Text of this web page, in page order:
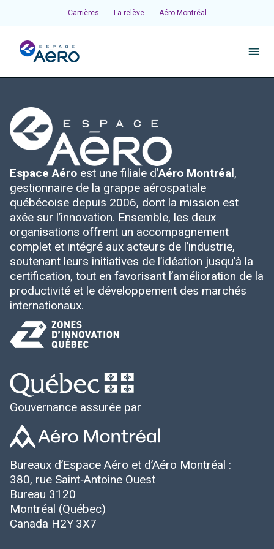
Carrières La relève Aéro Montréal
Pôles et chantiers
Initiatives
Écosystème
Publications et événements
Espace Aéro est une filiale d’Aéro Montréal,
gestionnaire de la grappe aérospatiale
québécoise depuis 2006, dont la mission est
axée sur l’innovation. Ensemble, les deux
organisations offrent un accompagnement
complet et intégré aux acteurs de l’industrie,
soutenant leurs initiatives de l’idéation jusqu’à la
certification, tout en favorisant l’amélioration de la
productivité et le développement des marchés
internationaux.
Gouvernance assurée par
Bureaux d’Espace Aéro et d’Aéro Montréal :
380, rue Saint‑Antoine Ouest
Bureau 3120
Montréal (Québec)
Canada H2Y 3X7